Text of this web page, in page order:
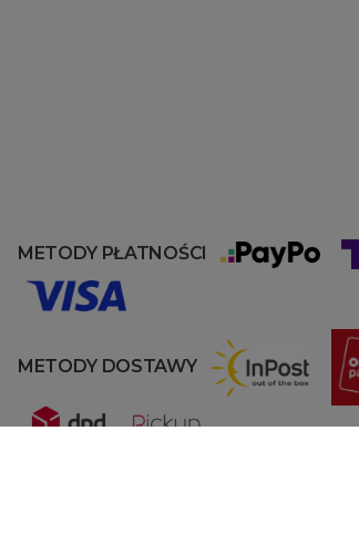
METODY PŁATNOŚCI
METODY DOSTAWY